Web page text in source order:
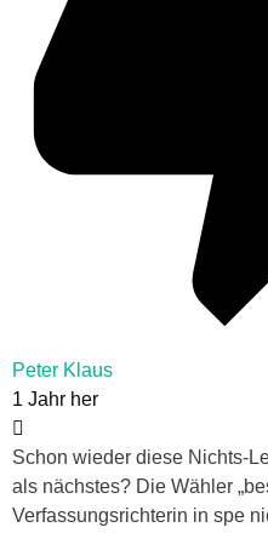
Peter Klaus
1 Jahr her
Schon wieder diese Nichts-
als nächstes? Die Wähler
Verfassungsrichterin in spe